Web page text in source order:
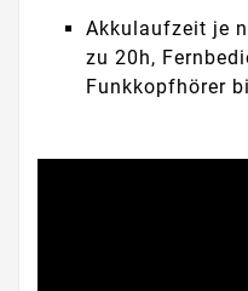
Akkulaufzeit je
zu 20h,
Funkkopfhörer